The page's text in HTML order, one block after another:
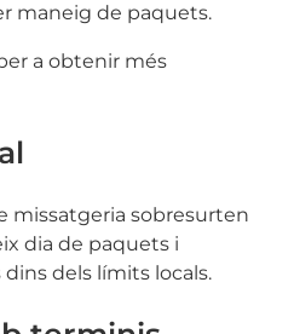
maneig de paquets.
a obtenir més
missatgeria sobresurten
dia de paquets i
dels límits locals.